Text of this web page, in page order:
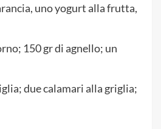
uno yogurt alla frutta,
150 gr di agnello; un
due calamari alla griglia;